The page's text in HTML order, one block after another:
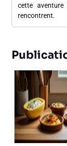
cette
rencontrent.